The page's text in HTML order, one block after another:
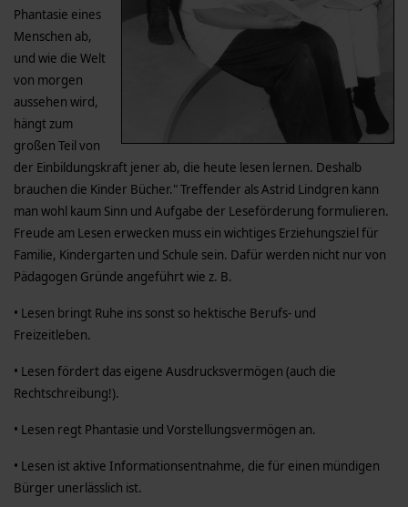
Phantasie eines
Menschen ab,
und wie die Welt
von morgen
aussehen wird,
hängt zum
großen Teil von
der Einbildungskraft jener ab, die heute lesen lernen. Deshalb
brauchen die Kinder Bücher." Treffender als Astrid Lindgren kann
man wohl kaum Sinn und Aufgabe der Leseförderung formulieren.
Freude am Lesen erwecken muss ein wichtiges Erziehungsziel für
Familie, Kindergarten und Schule sein. Dafür werden nicht nur von
Pädagogen Gründe angeführt wie z. B.
• Lesen bringt Ruhe ins sonst so hektische Berufs- und
Freizeitleben.
• Lesen fördert das eigene Ausdrucksvermögen (auch die
Rechtschreibung!).
• Lesen regt Phantasie und Vorstellungsvermögen an.
• Lesen ist aktive Informationsentnahme, die für einen mündigen
Bürger unerlässlich ist.